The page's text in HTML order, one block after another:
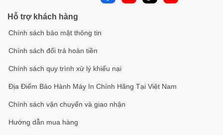
Hỗ trợ khách hàng
Chính sách bảo mật thông tin
Chính sách đổi trả hoàn tiền
Chính sách quy trình xử lý khiếu nại
Địa Điểm Bảo Hành Máy In Chính Hãng Tại Việt Nam
Chính sách vận chuyển và giao nhận
Hướng dẫn mua hàng